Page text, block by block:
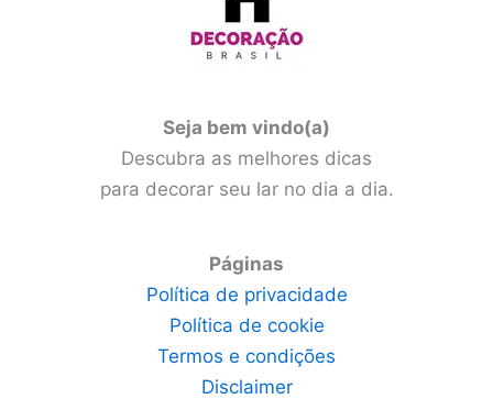
Seja bem vindo(a)
Descubra as melhores dicas
para decorar seu lar no dia a dia.
Páginas
Política de privacidade
Política de cookie
Termos e condições
Disclaimer